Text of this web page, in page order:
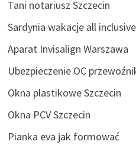
Tani notariusz Szczecin
Sardynia wakacje all inclusive
Aparat Invisalign Warszawa
Ubezpieczenie OC
Okna plastikowe Szczecin
Okna PCV Szczecin
Pianka eva jak formować